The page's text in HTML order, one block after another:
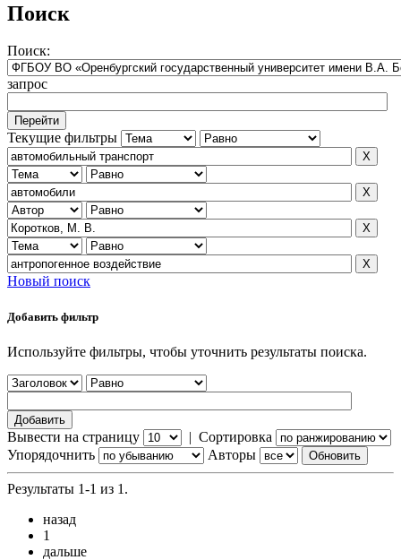
Поиск
Поиск:
запрос
Текущие фильтры
Новый поиск
Добавить фильтр
Используйте фильтры, чтобы уточнить результаты поиска.
Вывести на страницу | Сортировка
Упорядочнить
Авторы
Результаты 1-1 из 1.
назад
1
дальше